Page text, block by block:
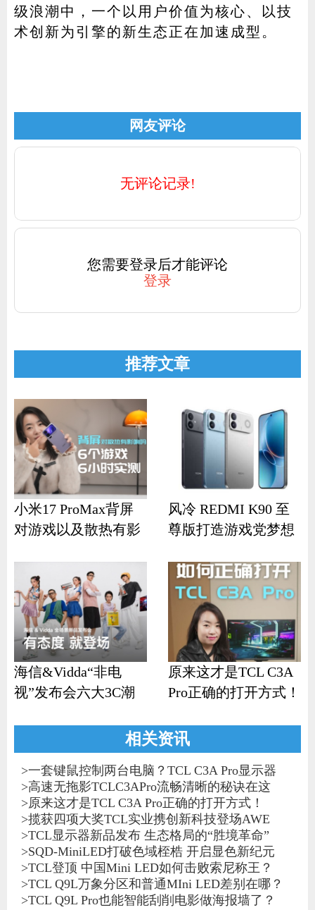
级浪潮中，一个以用户价值为核心、以技
术创新为引擎的新生态正在加速成型。
网友评论
无评论记录!
您需要登录后才能评论
登录
推荐文章
小米17 ProMax背屏
对游戏以及散热有影
风冷 REDMI K90 至
尊版打造游戏党梦想
海信&Vidda“非电
视”发布会六大3C潮
原来这才是TCL C3A
Pro正确的打开方式！
相关资讯
>一套键鼠控制两台电脑？TCL C3A Pro显示器
>高速无拖影TCLC3APro流畅清晰的秘诀在这
>原来这才是TCL C3A Pro正确的打开方式！
>揽获四项大奖TCL实业携创新科技登场AWE
>TCL显示器新品发布 生态格局的“胜境革命”
>SQD-MiniLED打破色域桎梏 开启显色新纪元
>TCL登顶 中国Mini LED如何击败索尼称王？
>TCL Q9L万象分区和普通MIni LED差别在哪？
>TCL Q9L Pro也能智能刮削电影做海报墙了？